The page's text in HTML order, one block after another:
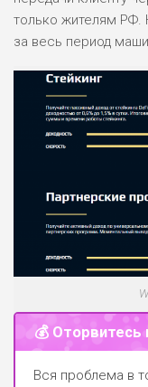
РИСКИ: НИЗКИЕ
ДОХОД: СРЕДНИЙ
только жителям РФ.
за весь период
💰 Оторвитесь
Вся проблема в